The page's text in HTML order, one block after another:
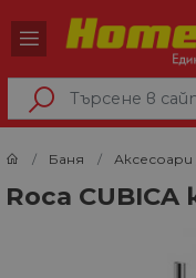
Баня Аксесоари
Roca